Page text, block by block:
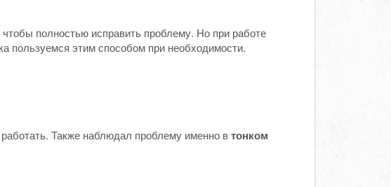
полностью исправить проблему. Но при работе
пользуемся этим способом при необходимости.
Также наблюдал проблему именно втонком